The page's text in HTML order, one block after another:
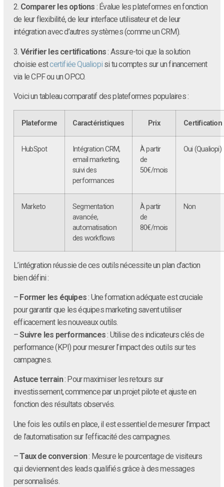
2. Comparer les options : Évalue les plateformes en fonction
de leur flexibilité, de leur interface utilisateur et de leur
intégration avec d’autres systèmes (comme un CRM).
3. Vérifier les certifications: Assure-toi que la solution
choisie estcertifiée Qualiopi si tu comptes sur un financement
via le CPF ou un OPCO.
Voici un tableau comparatif des plateformes populaires :
Plateforme Caractéristiques Prix Certification
HubSpot
Intégration CRM,
email marketing,
suivi des
performances
À partir
de
50€/mois
Oui (Qualiopi)
Marketo
Segmentation
avancée,
automatisation
des workflows
À partir
de
80€/mois
Non
L’intégration réussie de ces outils nécessite un plan d’action
bien défini :
– Former les équipes: Une formation adéquate est cruciale
pour garantir que les équipes marketing savent utiliser
efficacement les nouveaux outils.
–Suivre les performances: Utilise des indicateurs clés de
performance (KPI) pour mesurer l’impact des outils sur tes
campagnes.
Astuce terrain: Pour maximiser les retours sur
investissement, commence par un projet pilote et ajuste en
fonction des résultats observés.
Une fois les outils en place, il est essentiel de mesurer l’impact
de l’automatisation sur l’efficacité des campagnes.
–Taux de conversion: Mesure le pourcentage de visiteurs
qui deviennent des leads qualifiés grâce à des messages
personnalisés.